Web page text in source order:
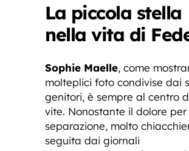
La piccola stella
nella vita di
Sophie Maelle, come
molteplici foto condivise dai
genitori, è sempre al centro
vite. Nonostante il dolore
separazione, molto
seguita dai giornali